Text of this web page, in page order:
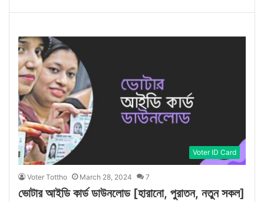
Voter ID Card
Voter Tottho March 28, 2024 7
ভোটার আইডি কার্ড ডাউনলোড [হারানো, পুরাতন, নতুন সকল]